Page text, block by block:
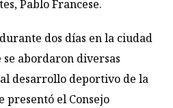
Pablo Francese.
dos días en la ciudad
abordaron diversas
desarrollo deportivo de la
presentó el Consejo